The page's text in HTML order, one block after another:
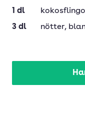
1 dl
3 dl nötter,